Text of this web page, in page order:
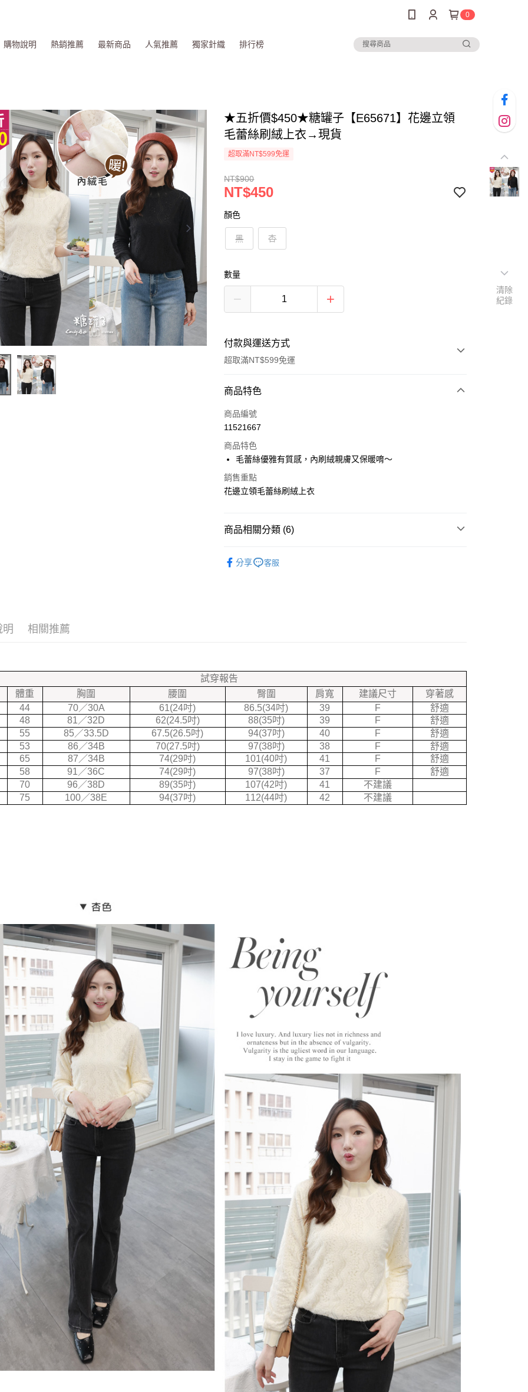
0
購物說明 熱銷推薦 最新商品 人氣推薦 獨家針織 排行榜
★五折價$450★糖罐子【E65671】花邊立領
毛蕾絲刷絨上衣→現貨
超取滿NT$599免運
NT$900
NT$450
顏色
黑 杏
數量
付款與運送方式
超取滿NT$599免運
付款方式
信用卡一次付款
3 期 0 利率 每期 NT$150
合作金庫商業銀行
華南商業銀行
上海商業儲蓄銀行
匯豐（台灣）商業銀行
元大商業銀行
超商取貨付款
LINE Pay
【大哥付你分期使用說明】
1.分期款項不併入電信帳單，「大哥付你分期」於每月結算日後寄送繳費提
醒簡訊。
2.透過簡訊連結打開帳單後，可選擇「超商條碼／台灣大直營門市／銀行轉
帳／街口支付／iPASS MONEY」等通路繳費。
【注意事項】
1.本服務係由「台灣大哥大股份有限公司」（以下簡稱本公司）所提供，讓
用戶於交易時，得透過本服務購買商品或服務，並由商店將買賣／分期付
款買賣價金債權讓與本公司後，依約使用本公司帳單繳交帳款。
2.基於同意付款使用「大哥付你分期」之契約關係目的，商店將以您的個人
資料（包含姓名、電話或地址）提供予台灣大哥大進項蒐集、處理及利
用，由本公司與您本人進行分期帳單所需資料之確認、核對及更正。
3.完整用戶服務條款，請詳閱以下連結：
https://oppay.tw/userRule
7-11付款取貨
每筆NT$70，滿NT$899(含以上)免運費
每筆NT$70，滿NT$699(含以上)免運費
商品特色
商品編號
11521667
商品特色
毛蕾絲優雅有質感，內刷絨親膚又保暖唷～
銷售重點
花邊立領毛蕾絲刷絨上衣
商品相關分類 (6)
分享 客服
明 相關推薦
試穿報告
體重
胸圍 腰圍 臀圍 肩寬 建議尺寸
穿著感
44
70／30A 61(24吋) 86.5(34吋) 39 F
舒適
48
81／32D 62(24.5吋) 88(35吋) 39 F
舒適
55
85／33.5D 67.5(26.5吋) 94(37吋) 40 F
舒適
53
86／34B 70(27.5吋) 97(38吋) 38 F
舒適
65
87／34B 74(29吋) 101(40吋) 41 F
舒適
58
91／36C 74(29吋) 97(38吋) 37 F
舒適
70
96／38D 89(35吋) 107(42吋) 41
不建議
75
100／38E 94(37吋) 112(44吋) 42 不建議
清除
紀錄